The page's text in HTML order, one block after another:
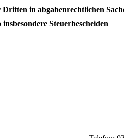
in abgabenrechtlichen
Steuerbescheiden